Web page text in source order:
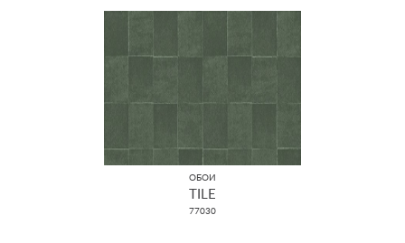
ОБОИ
TILE
77030